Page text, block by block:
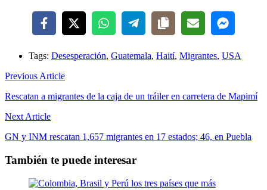
Tags: Desesperación, Guatemala, Haití, Migrantes, USA
Previous Article
Rescatan a migrantes de la caja de un tráiler en carretera de Mapimí
Next Article
GN y INM rescatan 1,657 migrantes en 17 estados; 46, en Puebla
También te puede interesar